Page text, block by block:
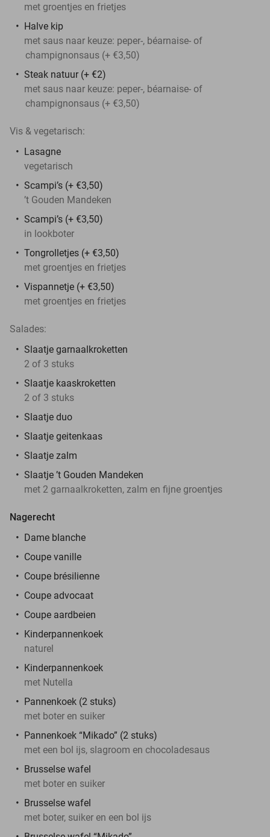
met groentjes en frietjes
Halve kip
met saus naar keuze: peper-, béarnaise- of
champignonsaus (+ €3,50)
Steak natuur (+ €2)
met saus naar keuze: peper-, béarnaise- of
champignonsaus (+ €3,50)
Vis & vegetarisch:
Lasagne
vegetarisch
Scampi’s (+ €3,50)
’t Gouden Mandeken
Scampi’s (+ €3,50)
in lookboter
Tongrolletjes (+ €3,50)
met groentjes en frietjes
Vispannetje (+ €3,50)
met groentjes en frietjes
Salades:
Slaatje garnaalkroketten
2 of 3 stuks
Slaatje kaaskroketten
2 of 3 stuks
Slaatje duo
Slaatje geitenkaas
Slaatje zalm
Slaatje ’t Gouden Mandeken
met 2 garnaalkroketten, zalm en fijne groentjes
Nagerecht
Dame blanche
Coupe vanille
Coupe brésilienne
Coupe advocaat
Coupe aardbeien
Kinderpannenkoek
naturel
Kinderpannenkoek
met Nutella
Pannenkoek (2 stuks)
met boter en suiker
Pannenkoek “Mikado” (2 stuks)
met een bol ijs, slagroom en chocoladesaus
Brusselse wafel
met boter en suiker
Brusselse wafel
met boter, suiker en een bol ijs